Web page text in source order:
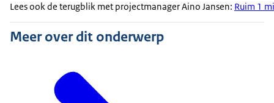
Lees ook de terugblik met projectmanager Aino Jansen: Ruim 1
Meer over dit onderwerp